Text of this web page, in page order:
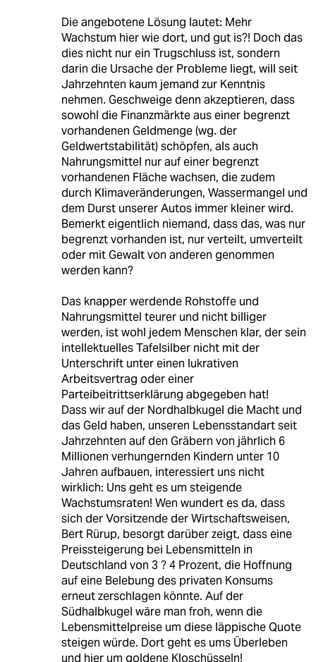
Die angebotene Lösung lautet: Mehr
Wachstum hier wie dort, und gut is?! Doch das
dies nicht nur ein Trugschluss ist, sondern
darin die Ursache der Probleme liegt, will seit
Jahrzehnten kaum jemand zur Kenntnis
nehmen. Geschweige denn akzeptieren, dass
sowohl die Finanzmärkte aus einer begrenzt
vorhandenen Geldmenge (wg. der
Geldwertstabilität) schöpfen, als auch
Nahrungsmittel nur auf einer begrenzt
vorhandenen Fläche wachsen, die zudem
durch Klimaveränderungen, Wassermangel und
dem Durst unserer Autos immer kleiner wird.
Bemerkt eigentlich niemand, dass das, was nur
begrenzt vorhanden ist, nur verteilt, umverteilt
oder mit Gewalt von anderen genommen
werden kann?
Das knapper werdende Rohstoffe und
Nahrungsmittel teurer und nicht billiger
werden, ist wohl jedem Menschen klar, der sein
intellektuelles Tafelsilber nicht mit der
Unterschrift unter einen lukrativen
Arbeitsvertrag oder einer
Parteibeitrittserklärung abgegeben hat!
Dass wir auf der Nordhalbkugel die Macht und
das Geld haben, unseren Lebensstandart seit
Jahrzehnten auf den Gräbern von jährlich 6
Millionen verhungernden Kindern unter 10
Jahren aufbauen, interessiert uns nicht
wirklich: Uns geht es um steigende
Wachstumsraten! Wen wundert es da, dass
sich der Vorsitzende der Wirtschaftsweisen,
Bert Rürup, besorgt darüber zeigt, dass eine
Preissteigerung bei Lebensmitteln in
Deutschland von 3 ? 4 Prozent, die Hoffnung
auf eine Belebung des privaten Konsums
erneut zerschlagen könnte. Auf der
Südhalbkugel wäre man froh, wenn die
Lebensmittelpreise um diese läppische Quote
steigen würde. Dort geht es ums Überleben
und hier um goldene Kloschüsseln!